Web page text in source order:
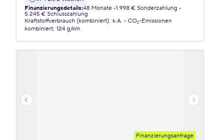
Finanzierungsdetails:48 Monate 1.998 € Sonderzahlung
5.245 € Schlusszahlung
Kraftstoffverbrauch (kombiniert): k.A.
CO₂-Emissionen
kombiniert: 124 g/km
Finanzierungsanfrage